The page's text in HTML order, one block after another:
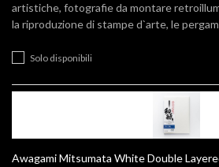
artistiche, fotografie da montare
la riproduzione di stampe d`arte, le
Solo disponibili
Awagami Mitsumata White Double